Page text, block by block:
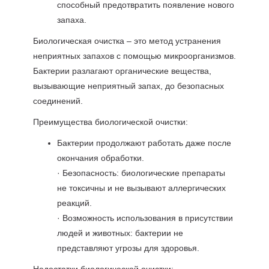
способный предотвратить появление нового
запаха.
Биологическая очистка – это метод устранения
неприятных запахов с помощью микроорганизмов.
Бактерии разлагают органические вещества,
вызывающие неприятный запах, до безопасных
соединений.
Преимущества биологической очистки:
Бактерии продолжают работать даже после
окончания обработки.
· Безопасность: биологические препараты
не токсичны и не вызывают аллергических
реакций.
· Возможность использования в присутствии
людей и животных: бактерии не
представляют угрозы для здоровья.